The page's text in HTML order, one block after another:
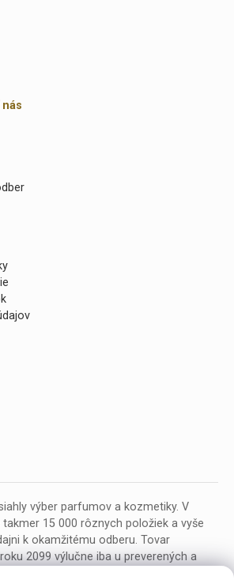
výber parfumov a kozmetiky. V
15 000 rôznych položiek a vyše
k okamžitému odberu. Tovar
2099 výlučne iba u preverených a